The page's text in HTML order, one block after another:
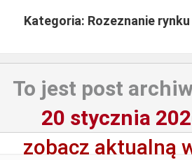
Kategoria: Rozeznanie
To jest post
20 stycznia
zobacz aktualną